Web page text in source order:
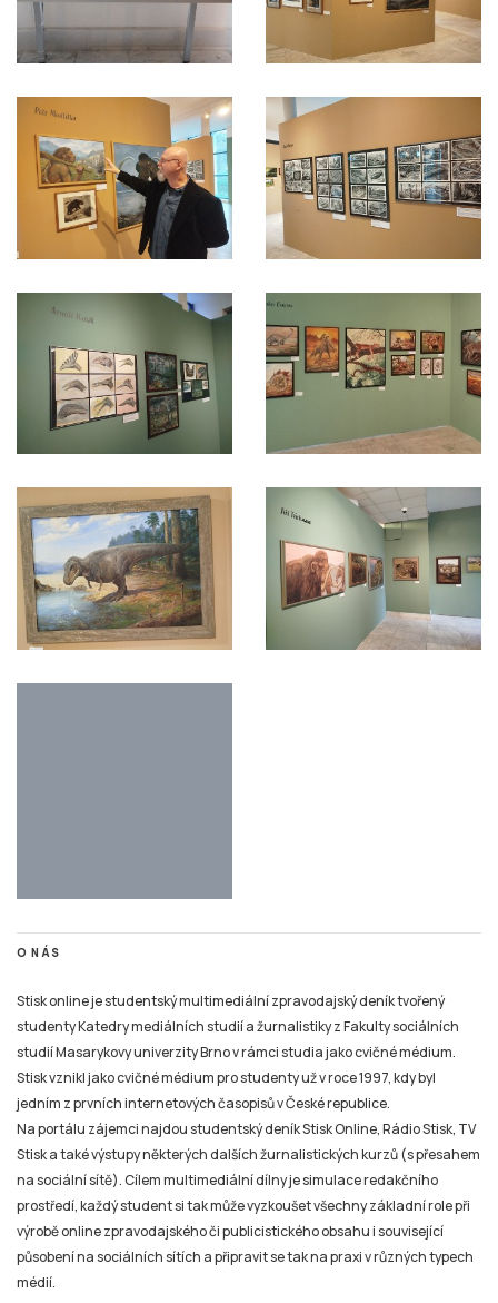
O NÁS
Stisk online je studentský multimediální zpravodajský deník tvořený
studií Masarykovy univerzity Brno v rámci studia jako cvičné médium.
Stisk vznikl jako cvičné médium pro studenty už v roce 1997, kdy byl
jedním z prvních internetových časopisů v České republice.
Na portálu zájemci najdou studentský deník Stisk Online, Rádio Stisk, TV
Stisk a také výstupy některých dalších žurnalistických kurzů (s přesahem
na sociální sítě). Cílem multimediální dílny je simulace redakčního
prostředí, každý student si tak může vyzkoušet všechny základní role při
výrobě online zpravodajského či publicistického obsahu i související
působení na sociálních sítích a připravit se tak na praxi v různých typech
médií.
TIRÁŽ